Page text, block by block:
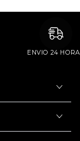
ENVIO 24